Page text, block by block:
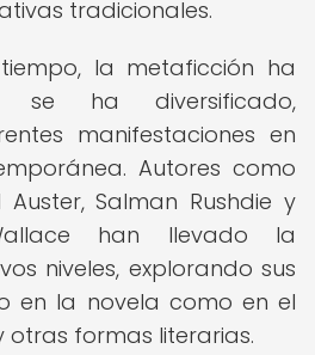
tradicionales.
la metaficción ha
se ha diversificado,
manifestaciones en
Autores como
Salman Rushdie y
han llevado la
niveles, explorando sus
en la novela como en el
otras formas literarias.